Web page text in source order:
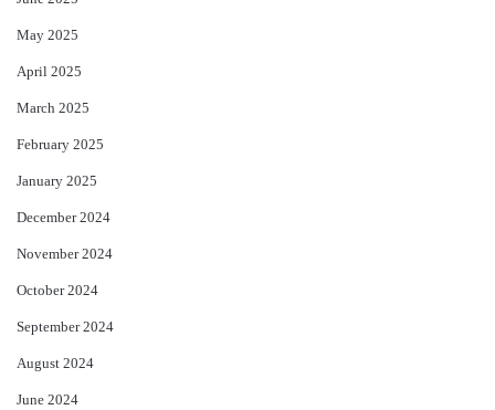
May 2025
April 2025
March 2025
February 2025
January 2025
December 2024
November 2024
October 2024
September 2024
August 2024
June 2024